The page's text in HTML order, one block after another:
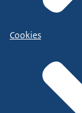
Cookies